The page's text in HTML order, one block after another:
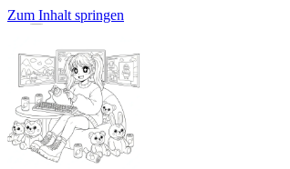
Zum Inhalt springen